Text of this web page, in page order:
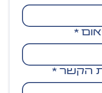
*
הקשר *